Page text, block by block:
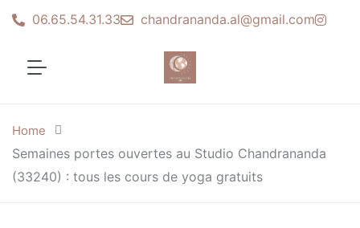
06.65.54.31.33 chandrananda.al@gmail.com
Home
Semaines portes ouvertes au Studio Chandrananda
(33240) : tous les cours de yoga gratuits